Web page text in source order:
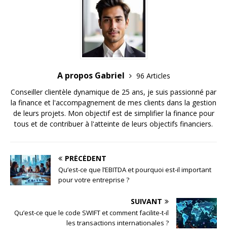
A propos Gabriel
96 Articles
Conseiller clientèle dynamique de 25 ans, je suis passionné par
la finance et l'accompagnement de mes clients dans la gestion
de leurs projets. Mon objectif est de simplifier la finance pour
tous et de contribuer à l'atteinte de leurs objectifs financiers.
PRÉCÉDENT
Qu’est-ce que l’EBITDA et pourquoi est-il important
pour votre entreprise ?
SUIVANT
Qu’est-ce que le code SWIFT et comment facilite-t-il
les transactions internationales ?